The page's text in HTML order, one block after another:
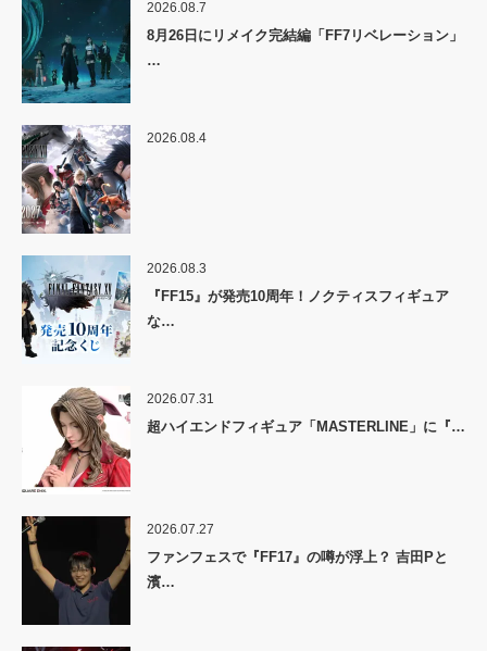
2026.08.7
8月26日にリメイク完結編「FF7リベレーション」
…
2026.08.4
2026.08.3
『FF15』が発売10周年！ノクティスフィギュア
な…
2026.07.31
超ハイエンドフィギュア「MASTERLINE」に『…
2026.07.27
ファンフェスで『FF17』の噂が浮上？ 吉田Pと
濱…